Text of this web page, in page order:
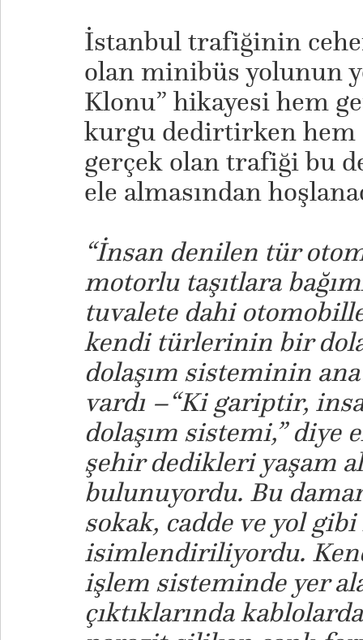
İstanbul trafiğinin
olan minibüs yolunun
Klonu” hikayesi hem
kurgu dedirtirken
gerçek olan trafiği bu
ele almasından
“İnsan denilen tür
motorlu taşıtlara
tuvalete dahi
kendi türlerinin bir
dolaşım sisteminin
vardı –“Ki gariptir,
dolaşım sistemi,” diye
şehir dedikleri yaşam
bulunuyordu. Bu
sokak, cadde ve yol
isimlendiriliyordu.
işlem sisteminde yer
çıktıklarında